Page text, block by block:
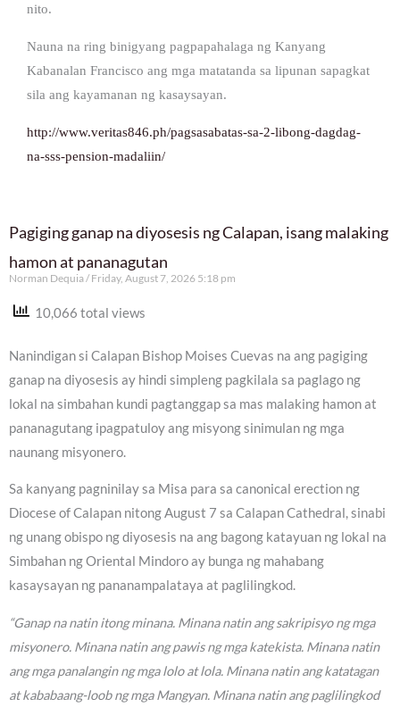
nito.
Nauna na ring binigyang pagpapahalaga ng Kanyang
Kabanalan Francisco ang mga matatanda sa lipunan sapagkat
sila ang kayamanan ng kasaysayan.
http://www.veritas846.ph/pagsasabatas-sa-2-libong-dagdag-
na-sss-pension-madaliin/
Pagiging ganap na diyosesis ng Calapan, isang malaking
hamon at pananagutan
Norman Dequia Friday, August 7, 2026 5:18 pm
10,066 total views
Nanindigan si Calapan Bishop Moises Cuevas na ang pagiging
ganap na diyosesis ay hindi simpleng pagkilala sa paglago ng
lokal na simbahan kundi pagtanggap sa mas malaking hamon at
pananagutang ipagpatuloy ang misyong sinimulan ng mga
naunang misyonero.
Sa kanyang pagninilay sa Misa para sa canonical erection ng
Diocese of Calapan nitong August 7 sa Calapan Cathedral, sinabi
ng unang obispo ng diyosesis na ang bagong katayuan ng lokal na
Simbahan ng Oriental Mindoro ay bunga ng mahabang
kasaysayan ng pananampalataya at paglilingkod.
“Ganap na natin itong minana. Minana natin ang sakripisyo ng mga
misyonero. Minana natin ang pawis ng mga katekista. Minana natin
ang mga panalangin ng mga lolo at lola. Minana natin ang katatagan
at kababaang-loob ng mga Mangyan. Minana natin ang paglilingkod